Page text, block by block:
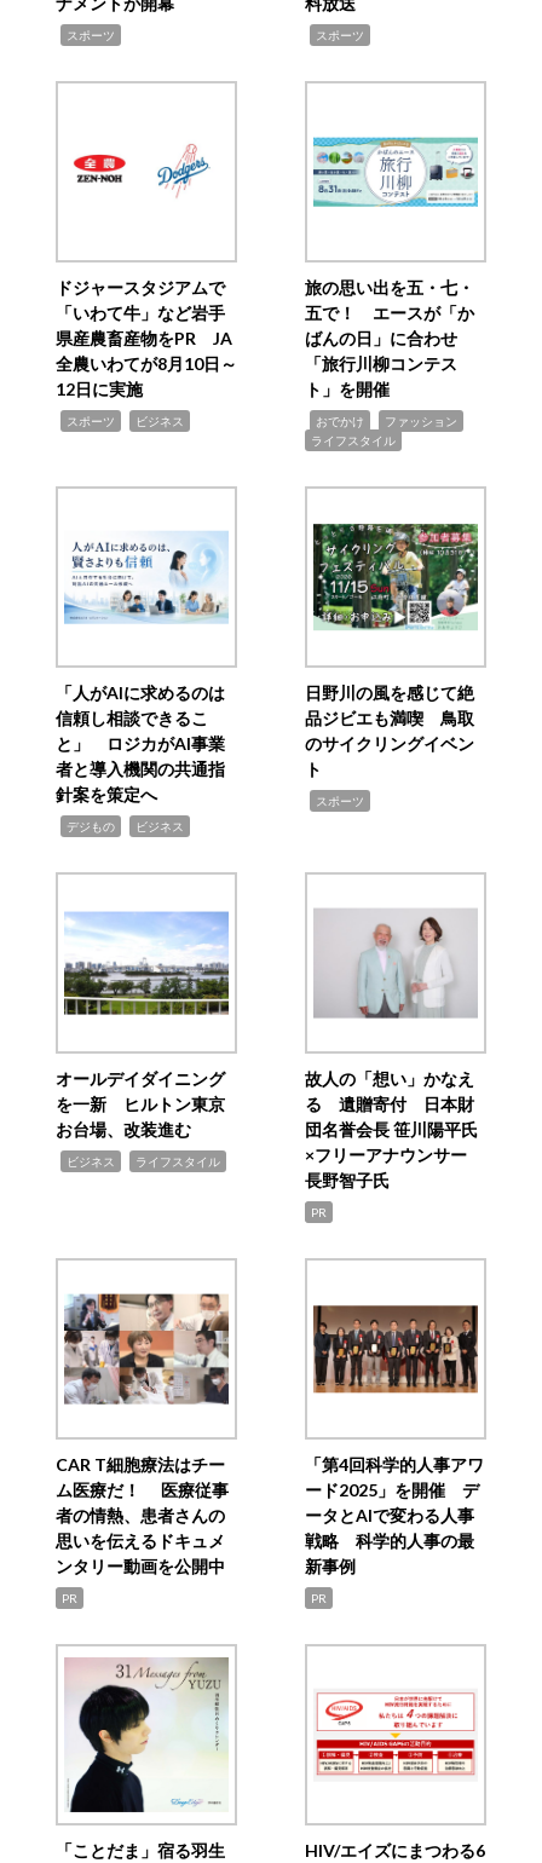
スポーツ スポーツ
ドジャースタジアムで
「いわて牛」など岩手
県産農畜産物をPR JA
全農いわてが8月10日～
12日に実施
スポーツ ビジネス
旅の思い出を五・七・
五で！ エースが「か
ばんの日」に合わせ
「旅行川柳コンテス
ト」を開催
おでかけ ファッション
ライフスタイル
「人がAIに求めるのは
信頼し相談できるこ
と」 ロジカがAI事業
者と導入機関の共通指
針案を策定へ
デジもの ビジネス
日野川の風を感じて絶
品ジビエも満喫 鳥取
のサイクリングイベン
ト
スポーツ
オールデイダイニング
を一新 ヒルトン東京
お台場、改装進む
ビジネス ライフスタイル
故人の「想い」かなえ
る 遺贈寄付 日本財
団名誉会長 笹川陽平氏
×フリーアナウンサー
長野智子氏
PR
CAR T細胞療法はチー
ム医療だ！ 医療従事
者の情熱、患者さんの
思いを伝えるドキュメ
ンタリー動画を公開中
PR
「第4回科学的人事アワ
ード2025」を開催 デ
ータとAIで変わる人事
戦略 科学的人事の最
新事例
PR
「ことだま」宿る羽生
HIV/エイズにまつわる6